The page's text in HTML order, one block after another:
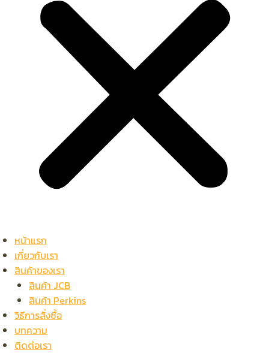
หน้าแรก
เกี่ยวกับเรา
สินค้าของเรา
สินค้า JCB
สินค้า Perkins
วิธีการสั่งซื้อ
บทความ
ติดต่อเรา